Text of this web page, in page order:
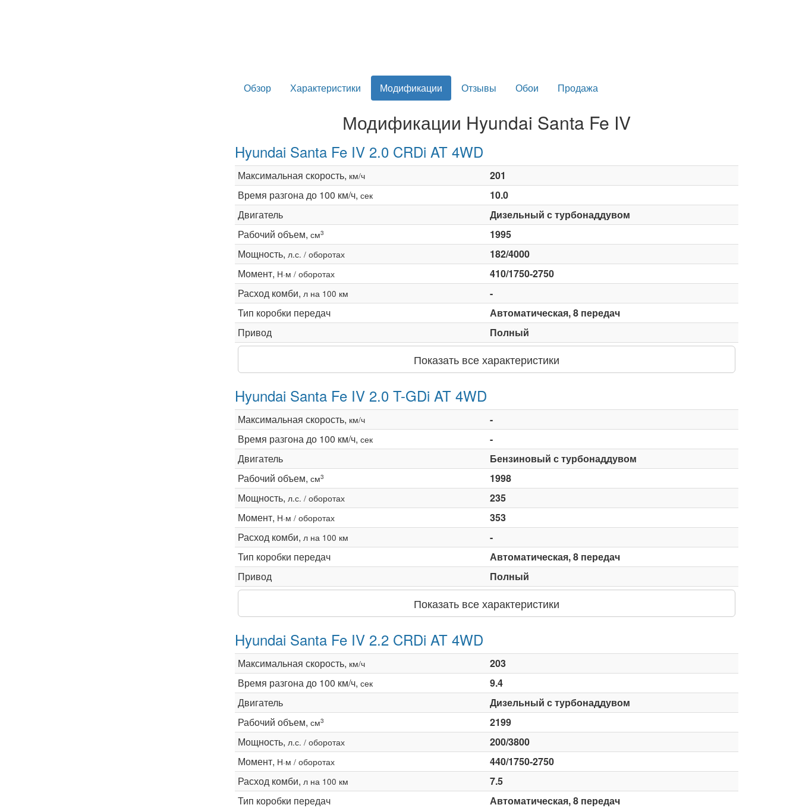
Обзор Характеристики Модификации Отзывы Обои Продажа
Модификации Hyundai Santa Fe IV
Hyundai Santa Fe IV 2.0 CRDi AT 4WD
Максимальная скорость, км/ч
201
Время разгона до 100 км/ч, сек
10.0
Двигатель
Дизельный с турбонаддувом
Рабочий объем, см3
1995
Мощность, л.с. / оборотах
182/4000
Момент, Н·м / оборотах
410/1750-2750
Расход комби, л на 100 км
-
Тип коробки передач
Автоматическая, 8 передач
Привод
Полный
Показать все характеристики
Hyundai Santa Fe IV 2.0 T-GDi AT 4WD
Максимальная скорость, км/ч
-
Время разгона до 100 км/ч, сек
-
Двигатель
Бензиновый с турбонаддувом
Рабочий объем, см3
1998
Мощность, л.с. / оборотах
235
Момент, Н·м / оборотах
353
Расход комби, л на 100 км
-
Тип коробки передач
Автоматическая, 8 передач
Привод
Полный
Показать все характеристики
Hyundai Santa Fe IV 2.2 CRDi AT 4WD
Максимальная скорость, км/ч
203
Время разгона до 100 км/ч, сек
9.4
Двигатель
Дизельный с турбонаддувом
Рабочий объем, см3
2199
Мощность, л.с. / оборотах
200/3800
Момент, Н·м / оборотах
440/1750-2750
Расход комби, л на 100 км
7.5
Тип коробки передач
Автоматическая, 8 передач